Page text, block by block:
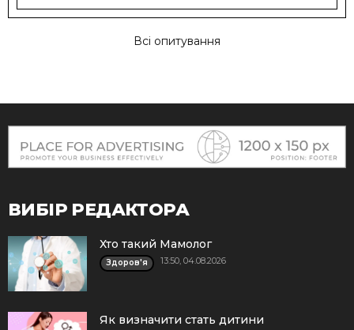
Всі опитування
ВИБІР РЕДАКТОРА
Хто такий Мамолог
Здоров'я 13:50, 04.08.2026
Як визначити стать дитини